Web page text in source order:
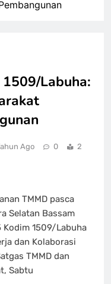
Labuha:
Ago 0
2
TMMD pasca
Selatan Bassam
Kodim 1509/Labuha
dan Kolaborasi
TMMD dan
Sabtu